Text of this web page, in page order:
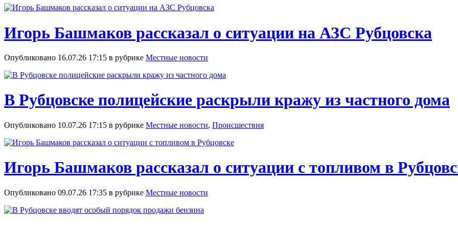
Игорь Башмаков рассказал о ситуации на АЗС Рубцовска
Опубликовано 16.07.26 17:15 в рубрике Местные новости
В Рубцовске полицейские раскрыли кражу из частного дома
Опубликовано 10.07.26 17:15 в рубрике Местные новости, Происшествия
Игорь Башмаков рассказал о ситуации с топливом в
Опубликовано 09.07.26 17:35 в рубрике Местные новости